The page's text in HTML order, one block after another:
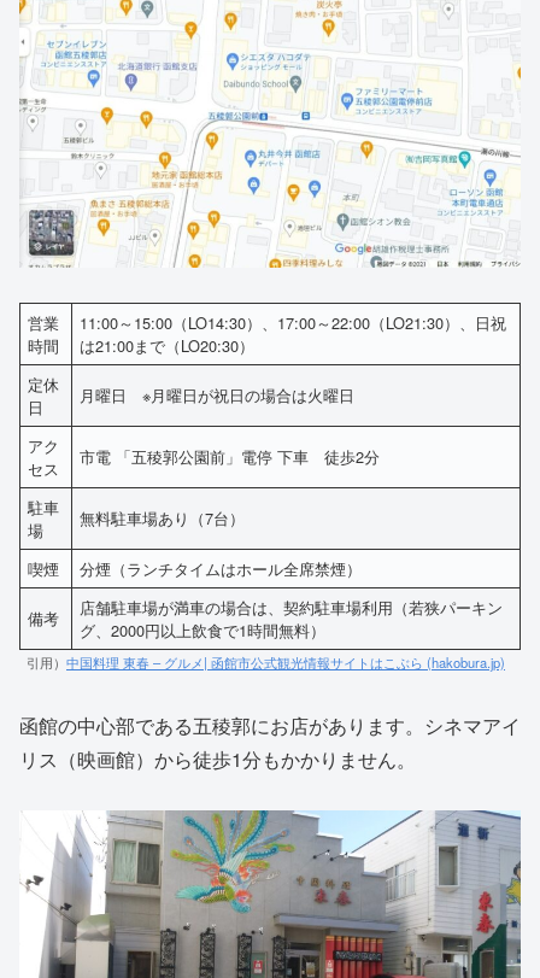
営業
時間
11:00～15:00（LO14:30）、17:00～22:00（LO21:30）、日祝
は21:00まで（LO20:30）
定休
日
月曜日 ※月曜日が祝日の場合は火曜日
アク
セス
市電 「五稜郭公園前」電停 下車 徒歩2分
駐車
場
無料駐車場あり（7台）
喫煙 分煙（ランチタイムはホール全席禁煙）
備考
店舗駐車場が満車の場合は、契約駐車場利用（若狭パーキン
グ、2000円以上飲食で1時間無料）
引用） 中国料理 東春 – グルメ| 函館市公式観光情報サイトはこぶら (hakobura.jp)
函館の中心部である五稜郭にお店があります。シネマアイ
リス（映画館）から徒歩1分もかかりません。